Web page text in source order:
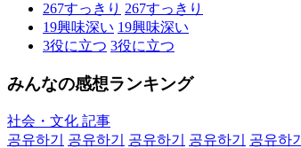
267すっきり 267すっきり
19興味深い 19興味深い
3役に立つ 3役に立つ
みんなの感想ランキング
社会・文化 記事
공유하기
공유하기 공유하기 공유하기
공유하기